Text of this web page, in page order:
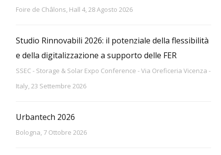
Foire de Châlons, Hall 4, 28 Agosto 2026
Studio Rinnovabili 2026: il potenziale della flessibilità
e della digitalizzazione a supporto delle FER
SSEC - Storage & Solar Expo Conference - Via Oreficeria Vicenza -
Italy, 23 Settembre 2026
Urbantech 2026
Bologna, 7 Ottobre 2026